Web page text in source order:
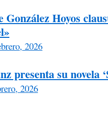
González Hoyos
2026
presenta su novela
2026